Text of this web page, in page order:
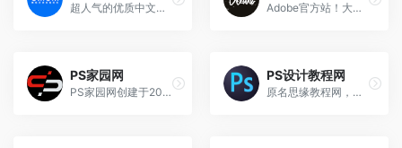
超人气的优质中文教程网站，PS、AI、AE、C4D Adobe官方站！大神们通过全家桶创作过程的经验总结
PS家园网
PS家园网创建于2009年，致力于为PS爱好者提供大量、免费、优质的PS资源和教程!
PS设计教程网
原名思缘教程网，创办于2007年1月1号，2019年5月1日正式改名为PS设计教程网，早期是一个综合类的设计教程自学网站，基于网站发展的需要，我们在2007年初进行了重新规划，由原有的以Photoshop学习为主要目的单一型网站，延伸至以平面设计为主要支撑与周边范畴的教程网站。